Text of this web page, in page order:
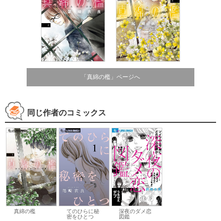
「真綿の檻」ページへ
同じ作者のコミックス
真綿の檻
てのひらに秘
密をひとつ
深夜のダメ恋
図鑑